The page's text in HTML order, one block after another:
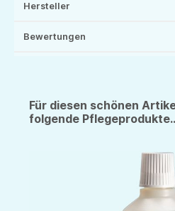
Hersteller
Bewertungen
Für diesen schönen
folgende